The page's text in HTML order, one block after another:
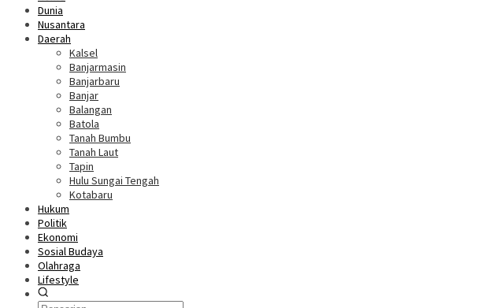
Dunia
Nusantara
Daerah
Kalsel
Banjarmasin
Banjarbaru
Banjar
Balangan
Batola
Tanah Bumbu
Tanah Laut
Tapin
Hulu Sungai Tengah
Kotabaru
Hukum
Politik
Ekonomi
Sosial Budaya
Olahraga
Lifestyle